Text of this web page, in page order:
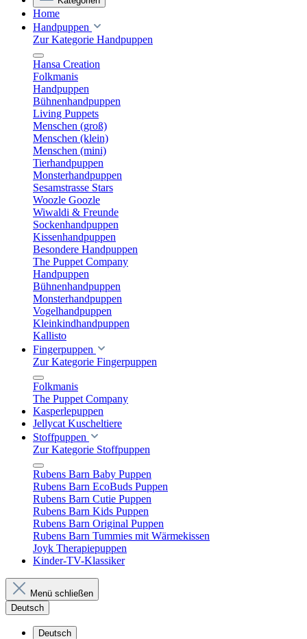
Home
Handpuppen
Zur Kategorie Handpuppen
Hansa Creation
Folkmanis
Handpuppen
Bühnenhandpuppen
Living Puppets
Menschen (groß)
Menschen (klein)
Menschen (mini)
Tierhandpuppen
Monsterhandpuppen
Sesamstrasse Stars
Woozle Goozle
Wiwaldi & Freunde
Sockenhandpuppen
Kissenhandpuppen
Besondere Handpuppen
The Puppet Company
Handpuppen
Bühnenhandpuppen
Monsterhandpuppen
Vogelhandpuppen
Kleinkindhandpuppen
Kallisto
Fingerpuppen
Zur Kategorie Fingerpuppen
Folkmanis
The Puppet Company
Kasperlepuppen
Jellycat Kuscheltiere
Stoffpuppen
Zur Kategorie Stoffpuppen
Rubens Barn Baby Puppen
Rubens Barn EcoBuds Puppen
Rubens Barn Cutie Puppen
Rubens Barn Kids Puppen
Rubens Barn Original Puppen
Rubens Barn Tummies mit Wärmekissen
Joyk Therapiepuppen
Kinder-TV-Klassiker
Menü schließen
Deutsch
Deutsch